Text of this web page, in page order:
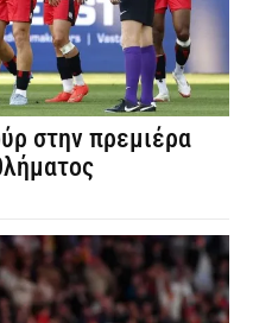
στην πρεμιέρα